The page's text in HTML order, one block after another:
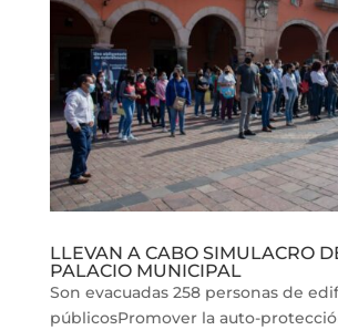
LLEVAN A CABO SIMULACRO
PALACIO MUNICIPAL
Son evacuadas 258 personas de
públicosPromover la auto-